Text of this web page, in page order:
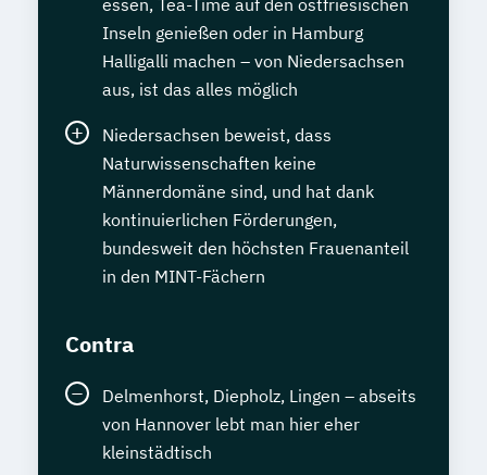
Inseln genießen oder in Hamburg
Halligalli machen – von Niedersachsen
aus, ist das alles möglich
Niedersachsen beweist, dass
Naturwissenschaften keine
Männerdomäne sind, und hat dank
kontinuierlichen Förderungen,
bundesweit den höchsten Frauenanteil
in den MINT-Fächern
Contra
Delmenhorst, Diepholz, Lingen – abseits
von Hannover lebt man hier eher
kleinstädtisch